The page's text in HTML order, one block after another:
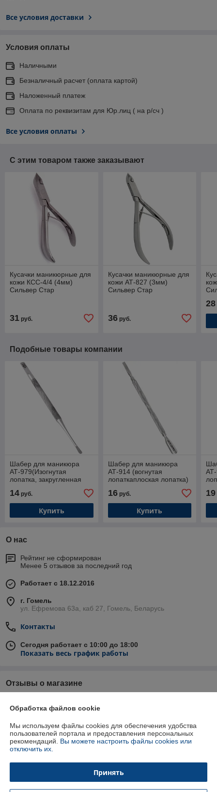
Все условия доставки
Условия оплаты
Наличными
Безналичный расчет (оплата картой)
Наложенный платеж
Оплата по реквизитам для Юр.лиц ( на р/сч )
Все условия оплаты
С этим товаром также заказывают
Кусачки маникюрные для
кожи КСС-4/4 (4мм)
Сильвер Стар
31 руб.
Кусачки маникюрные для
кожи АТ-827 (3мм)
Сильвер Стар
36руб.
28
Подобные товары компании
Шабер для маникюра
АТ-979(Изогнутая
лопатка, закругленная
14 руб.
Купить
Шабер для маникюра
АТ-914 (вогнутая
лопаткаплоская лопатка)
16руб.
Купить
19
О нас
Рейтинг не сформирован
Менее 5 отзывов за последний год
Работает с 18.12.2016
г. Гомель
ул. Ефремова 63а, каб 27, Гомель, Беларусь
Контакты
Сегодня работает с 10:00 до 18:00
Показать весь график работы
Отзывы о магазине
15.03.2025
Отлично
15.11.2024
Анастасия
Обработка файлов cookie
Мы используем файлы cookies для обеспечения удобства
пользователей портала и предоставления персональных
рекомендаций. Вы можете настроить файлы cookies или
отключить их.
Принять